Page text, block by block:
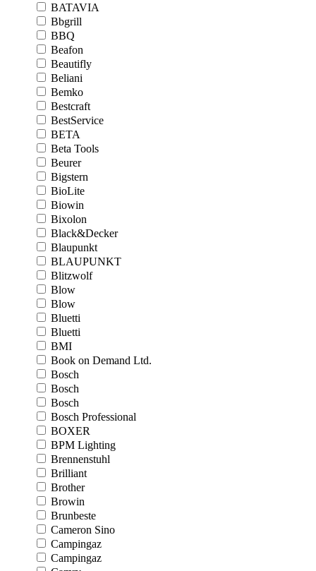
BATAVIA
Bbgrill
BBQ
Beafon
Beautifly
Beliani
Bemko
Bestcraft
BestService
BETA
Beta Tools
Beurer
Bigstern
BioLite
Biowin
Bixolon
Black&Decker
Blaupunkt
BLAUPUNKT
Blitzwolf
Blow
Blow
Bluetti
Bluetti
BMI
Book on Demand Ltd.
Bosch
Bosch
Bosch
Bosch Professional
BOXER
BPM Lighting
Brennenstuhl
Brilliant
Brother
Browin
Brunbeste
Cameron Sino
Campingaz
Campingaz